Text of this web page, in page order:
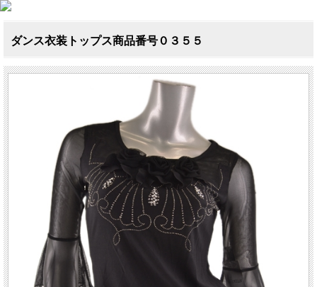
ダンス衣装トップス商品番号０３５５